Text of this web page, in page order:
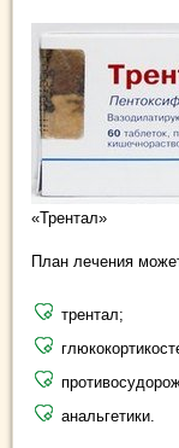
«Трентал»
План лечения
трентал;
анальгетики.